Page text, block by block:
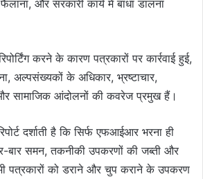
और सरकारी कार्य में बाधा डालना
करने के कारण पत्रकारों पर कार्रवाई हुई,
अल्पसंख्यकों के अधिकार, भ्रष्टाचार,
सामाजिक आंदोलनों की कवरेज प्रमुख हैं।
दर्शाती है कि सिर्फ एफआईआर भरना ही
बार समन, तकनीकी उपकरणों की जब्ती और
पत्रकारों को डराने और चुप कराने के उपकरण